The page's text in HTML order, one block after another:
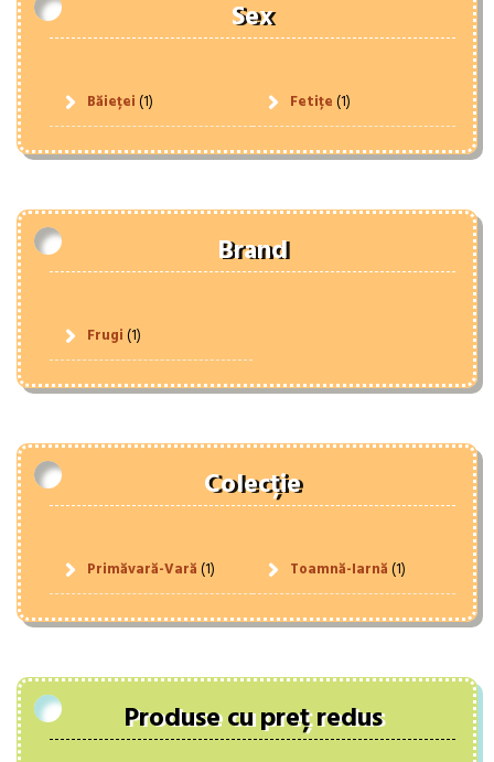
Sex
Băieței(1) Fetițe(1)
Brand
Frugi(1)
Colecție
Primăvară-Vară(1) Toamnă-Iarnă(1)
Produse cu preț redus